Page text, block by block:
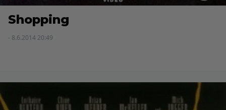
Shopping
- 8.6.2014 20:49